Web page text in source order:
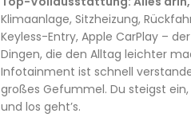
Klimaanlage, Sitzheizung,
Keyless-Entry, Apple CarPlay –
Dingen, die den Alltag leichter
Infotainment ist schnell
großes Gefummel. Du steigst
und los geht’s.